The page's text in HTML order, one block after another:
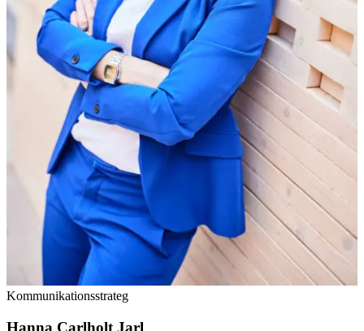
Kommunikationsstrateg
Hanna Carlholt Jarl